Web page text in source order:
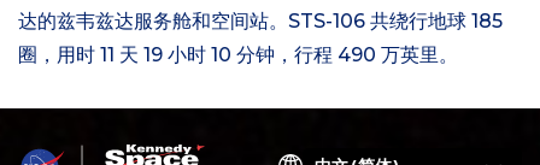
达的兹韦兹达服务舱和空间站。STS-106 共绕行地球 185
圈，用时 11 天 19 小时 10 分钟，行程 490 万英里。